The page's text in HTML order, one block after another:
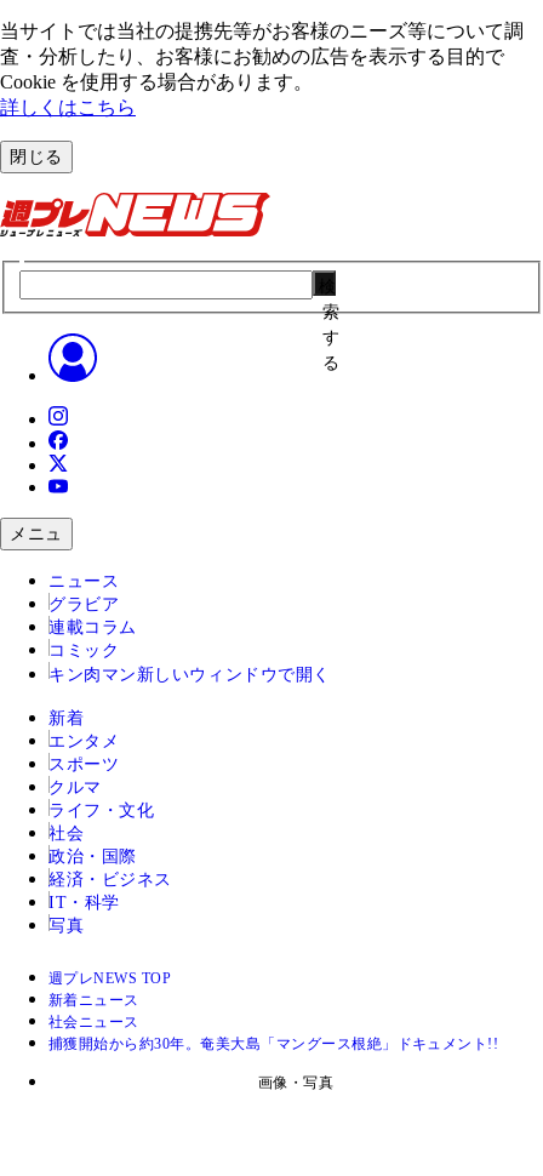
当サイトでは当社の提携先等がお客様のニーズ等について調
査・分析したり、お客様にお勧めの広告を表⽰する⽬的で
Cookie を使⽤する場合があります。
詳しくはこちら
閉じる
索
す
る
メニュ
ニュース
グラビア
連載コラム
コミック
キン肉マン 新しいウィンドウで開く
新着
エンタメ
スポーツ
クルマ
ライフ・文化
社会
政治・国際
経済・ビジネス
IT・科学
写真
週プレNEWS TOP
新着ニュース
社会ニュース
捕獲開始から約30年。奄美大島「マングース根絶」ドキュメント!!
画像・写真